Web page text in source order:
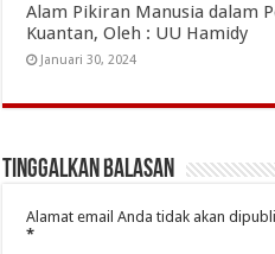
Alam Pikiran Manusia dalam
Kuantan, Oleh : UU Hamidy
Januari 30, 2024
Tinggalkan Balasan
Alamat email Anda tidak akan
*